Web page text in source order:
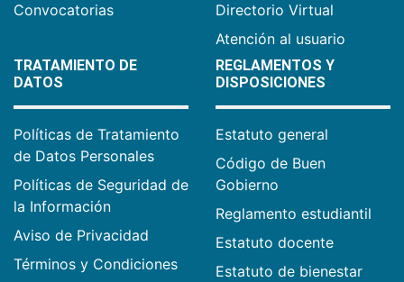
Convocatorias
Directorio Virtual
Atención al usuario
TRATAMIENTO DE
DATOS
Políticas de Tratamiento
de Datos Personales
Políticas de Seguridad de
la Información
Aviso de Privacidad
Términos y Condiciones
REGLAMENTOS Y
DISPOSICIONES
Estatuto general
Código de Buen
Gobierno
Reglamento estudiantil
Estatuto docente
Estatuto de bienestar